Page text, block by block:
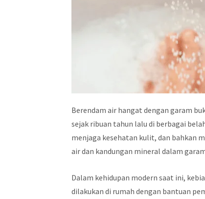
Berendam air hangat dengan garam
sejak ribuan tahun lalu di berbagai
menjaga kesehatan kulit, dan bahkan
air dan kandungan mineral dalam
Dalam kehidupan modern saat ini,
dilakukan di rumah dengan bantuan